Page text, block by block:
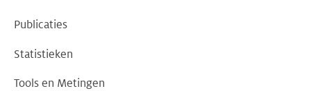
Publicaties
Statistieken
Tools en Metingen